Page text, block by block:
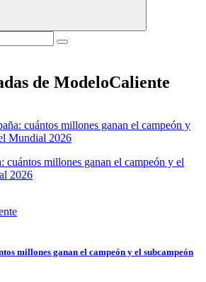
de ModeloCaliente
cuántos millones ganan el campeón y
Mundial 2026
millones ganan el campeón y el subcampeón